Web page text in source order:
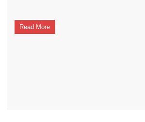
Read More